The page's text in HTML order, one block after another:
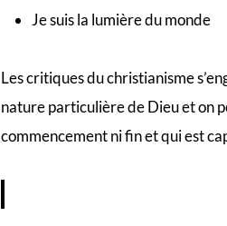
Je suis la lumière du monde
Les critiques du christianisme
nature particulière de Dieu et on
commencement ni fin et qui est